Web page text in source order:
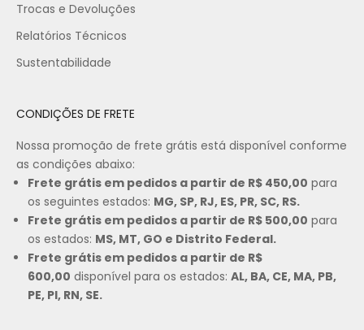
Trocas e Devoluções
Relatórios Técnicos
Sustentabilidade
CONDIÇÕES DE FRETE
Nossa promoção de frete grátis está disponível conforme
as condições abaixo:
Frete grátis em pedidos a partir de R$ 450,00 para
os seguintes estados: MG, SP, RJ, ES, PR, SC, RS.
Frete grátis em pedidos a partir de R$ 500,00 para
os estados: MS, MT, GO e Distrito Federal.
Frete grátis em pedidos a partir de R$
600,00 disponível para os estados: AL, BA, CE, MA, PB,
PE, PI, RN, SE.